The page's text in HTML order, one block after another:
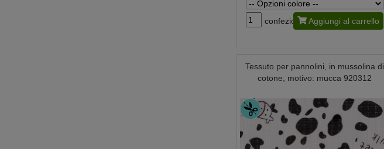
confezione Aggiungi al carrello
Tessuto per pannolini, in mussolina di
cotone, motivo: mucca 920312